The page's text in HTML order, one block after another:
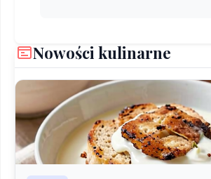
Nowości kulinarne